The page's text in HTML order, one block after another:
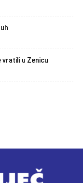
vratili u Zenicu